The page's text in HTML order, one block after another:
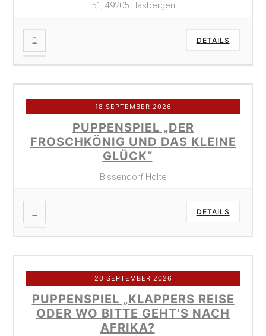
51, 49205 Hasbergen
DETAILS
18 SEPTEMBER 2026
PUPPENSPIEL „DER
FROSCHKÖNIG UND DAS KLEINE
GLÜCK“
Bissendorf Holte
DETAILS
20 SEPTEMBER 2026
PUPPENSPIEL „KLAPPERS REISE
ODER WO BITTE GEHT’S NACH
AFRIKA?